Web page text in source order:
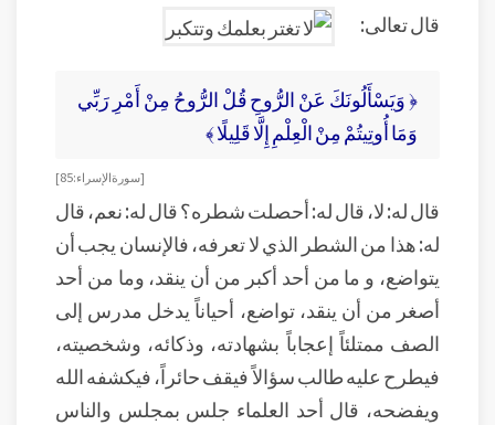
قال تعالى:
﴿ وَيَسْأَلُونَكَ عَنْ الرُّوحِ قُلْ الرُّوحُ مِنْ أَمْرِ رَبِّي
وَمَا أُوتِيتُمْ مِنْ الْعِلْمِ إِلَّا قَلِيلًا ﴾
[ سورة الإسراء: 85]
قال له: لا، قال له: أحصلت شطره؟ قال له: نعم، قال
له: هذا من الشطر الذي لا تعرفه، فالإنسان يجب أن
يتواضع، و ما من أحد أكبر من أن ينقد، وما من أحد
أصغر من أن ينقد، تواضع، أحياناً يدخل مدرس إلى
الصف ممتلئاً إعجاباً بشهادته، وذكائه، وشخصيته،
فيطرح عليه طالب سؤالاً فيقف حائراً، فيكشفه الله
ويفضحه، قال أحد العلماء جلس بمجلس والناس